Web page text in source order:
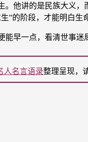
讲的是民族大义，
”的阶段，才能明白生
早一点，看清世事迷
人名言语录整理呈现，